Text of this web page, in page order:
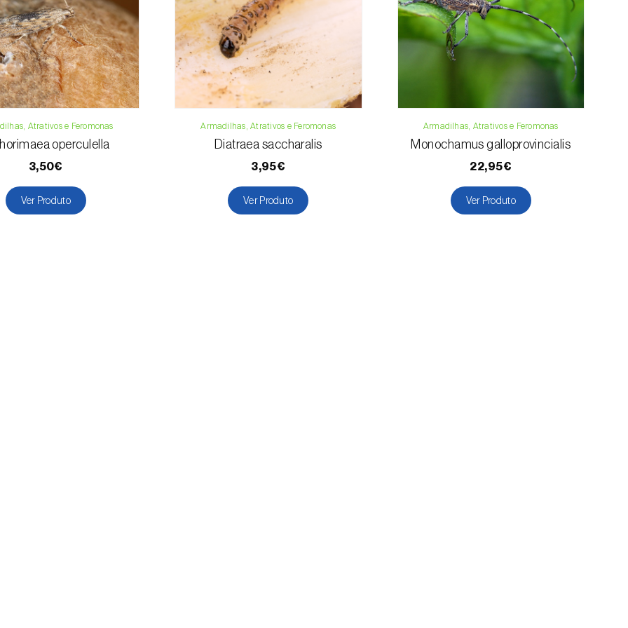
Atrativos e Feromonas
operculella
3,50€
Ver Produto
Armadilhas, Atrativos e Feromonas
Diatraea saccharalis
3,95€
Ver Produto
Armadilhas, Atrativos e Feromonas
Monochamus galloprovincialis
22,95€
Ver Produto